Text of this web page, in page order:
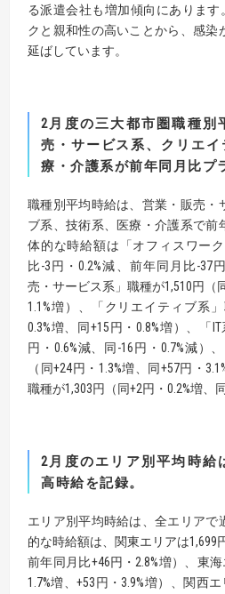
る派遣会社も増加傾向にあります
クと親和性の高いことから、感染
延ばしています。
2月度の三大都市圏職種別
売・サービス系、クリエイ
療・介護系が前年同月比プ
職種別平均時給は、営業・販売・
ブ系、技術系、医療・介護系で前
体的な時給額は「オフィスワー
比-3円・0.2%減、前年同月比-37
売・サービス系」職種が1,510円（
1.1%増）、「クリエイティブ系
0.3%増、同+15円・0.8%増）、「
円・0.6%減、同-16円・0.7%減）
（同+24円・1.3%増、同+57円・
職種が1,303円（同+2円・0.2%増、
2月度のエリア別平均時給
高時給を記録。
エリア別平均時給は、全エリアで
的な時給額は、関東エリアは1,699
前年同月比+46円・2.8%増）、東
1.7%増、+53円・3.9%増）、関西